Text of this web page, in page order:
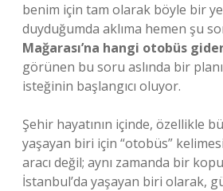
benim için tam olarak böyle bir
duyduğumda aklıma hemen şu
Mağarası’na hangi otobüs
görünen bu soru aslında bir
isteğinin başlangıcı oluyor.
Şehir hayatının içinde, özellikle
yaşayan biri için “otobüs”
aracı değil; aynı zamanda bir
İstanbul’da yaşayan biri olarak,